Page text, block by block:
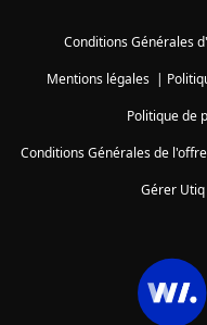
Conditions Générales
Mentions légales|
Politique de
Conditions Générales de
Gérer Utiq